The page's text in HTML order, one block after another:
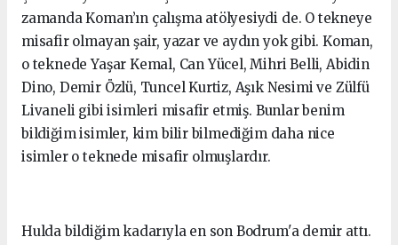
zamanda Koman’ın çalışma atölyesiydi de. O tekneye
misafir olmayan şair, yazar ve aydın yok gibi. Koman,
o teknede Yaşar Kemal, Can Yücel, Mihri Belli, Abidin
Dino, Demir Özlü, Tuncel Kurtiz, Aşık Nesimi ve Zülfü
Livaneli gibi isimleri misafir etmiş. Bunlar benim
bildiğim isimler, kim bilir bilmediğim daha nice
isimler o teknede misafir olmuşlardır.
Hulda bildiğim kadarıyla en son Bodrum'a demir attı.